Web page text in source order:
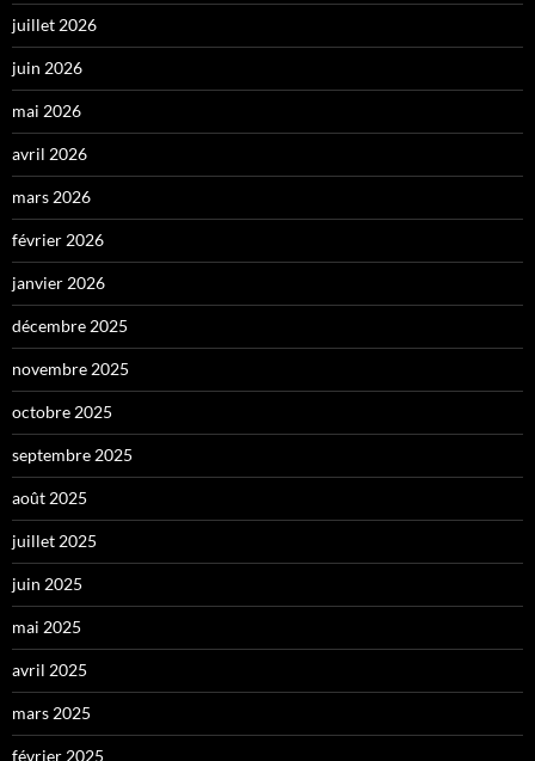
juillet 2026
juin 2026
mai 2026
avril 2026
mars 2026
février 2026
janvier 2026
décembre 2025
novembre 2025
octobre 2025
septembre 2025
août 2025
juillet 2025
juin 2025
mai 2025
avril 2025
mars 2025
février 2025